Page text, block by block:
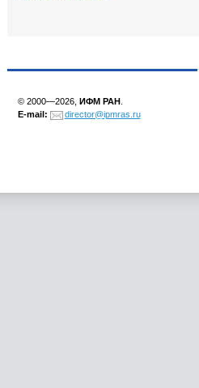
© 2000—2026, ИФМ РАН
E-mail:
director@ipmras.ru